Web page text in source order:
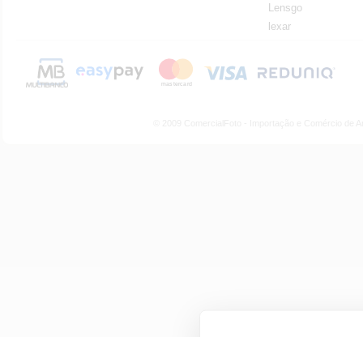
Lensgo
lexar